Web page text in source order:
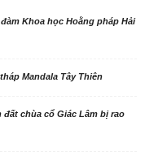
Khoa học Hoằng pháp Hải
Mandala Tây Thiên
chùa cổ Giác Lâm bị rao